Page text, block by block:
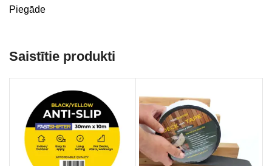
Piegāde
Saistītie produkti